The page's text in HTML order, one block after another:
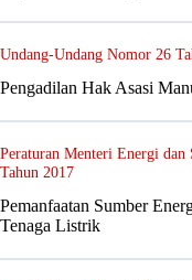
Undang-Undang Nomor 26
Pengadilan Hak Asasi
Peraturan Menteri Energi
Tahun 2017
Pemanfaatan Sumber
Tenaga Listrik